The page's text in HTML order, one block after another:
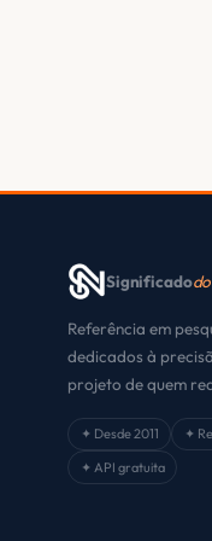
Significado
Referência em
dedicados à
projeto de quem
✦ Desde 2011 ✦
✦ API gratuita